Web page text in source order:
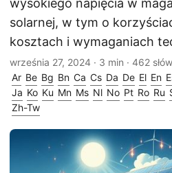
wysokiego napięcia w
solarnej, w tym o
kosztach i wymaganiach
września 27, 2024 · 3 min · 462
Ar Be Bg Bn Ca Cs Da De El En
Ja Ko Ku Mn Ms Nl No Pt Ro Ru
Zh-Tw